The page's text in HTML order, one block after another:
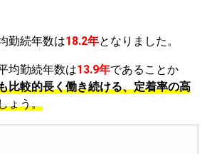
勤続年数は18.2年となりました。
均勤続年数は13.9年であることか
比較的長く働き続ける、定着率の高
ょう。